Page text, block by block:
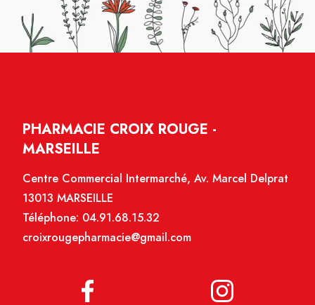
PHARMACIE CROIX ROUGE -
MARSEILLE
Centre Commercial Intermarché, Av. Marcel Delprat
13013 MARSEILLE
Téléphone: 04.91.68.15.32
croixrougepharmacie@gmail.com